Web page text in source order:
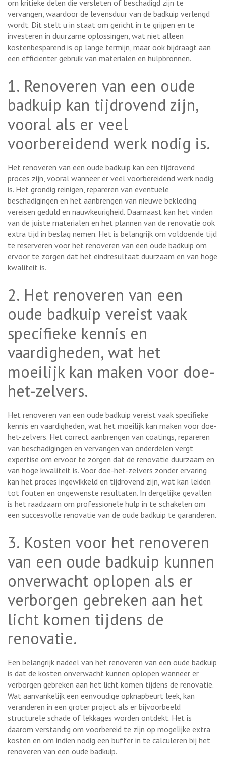
om kritieke delen die versleten of beschadigd zijn te
vervangen, waardoor de levensduur van de badkuip verlengd
wordt. Dit stelt u in staat om gericht in te grijpen en te
investeren in duurzame oplossingen, wat niet alleen
kostenbesparend is op lange termijn, maar ook bijdraagt aan
een efficiënter gebruik van materialen en hulpbronnen.
1. Renoveren van een oude
badkuip kan tijdrovend zijn,
vooral als er veel
voorbereidend werk nodig is.
Het renoveren van een oude badkuip kan een tijdrovend
proces zijn, vooral wanneer er veel voorbereidend werk nodig
is. Het grondig reinigen, repareren van eventuele
beschadigingen en het aanbrengen van nieuwe bekleding
vereisen geduld en nauwkeurigheid. Daarnaast kan het vinden
van de juiste materialen en het plannen van de renovatie ook
extra tijd in beslag nemen. Het is belangrijk om voldoende tijd
te reserveren voor het renoveren van een oude badkuip om
ervoor te zorgen dat het eindresultaat duurzaam en van hoge
kwaliteit is.
2. Het renoveren van een
oude badkuip vereist vaak
specifieke kennis en
vaardigheden, wat het
moeilijk kan maken voor doe-
het-zelvers.
Het renoveren van een oude badkuip vereist vaak specifieke
kennis en vaardigheden, wat het moeilijk kan maken voor doe-
het-zelvers. Het correct aanbrengen van coatings, repareren
van beschadigingen en vervangen van onderdelen vergt
expertise om ervoor te zorgen dat de renovatie duurzaam en
van hoge kwaliteit is. Voor doe-het-zelvers zonder ervaring
kan het proces ingewikkeld en tijdrovend zijn, wat kan leiden
tot fouten en ongewenste resultaten. In dergelijke gevallen
is het raadzaam om professionele hulp in te schakelen om
een succesvolle renovatie van de oude badkuip te garanderen.
3. Kosten voor het renoveren
van een oude badkuip kunnen
onverwacht oplopen als er
verborgen gebreken aan het
licht komen tijdens de
renovatie.
Een belangrijk nadeel van het renoveren van een oude badkuip
is dat de kosten onverwacht kunnen oplopen wanneer er
verborgen gebreken aan het licht komen tijdens de renovatie.
Wat aanvankelijk een eenvoudige opknapbeurt leek, kan
veranderen in een groter project als er bijvoorbeeld
structurele schade of lekkages worden ontdekt. Het is
daarom verstandig om voorbereid te zijn op mogelijke extra
kosten en om indien nodig een buffer in te calculeren bij het
renoveren van een oude badkuip.